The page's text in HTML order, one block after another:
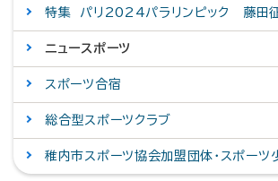
特集 パリ2024パラリンピック 藤田
ニュースポーツ
スポーツ合宿
総合型スポーツクラブ
稚内市スポーツ協会加盟団体・スポーツ